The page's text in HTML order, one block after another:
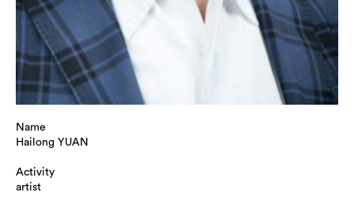
Name
Hailong YUAN
Activity
artist